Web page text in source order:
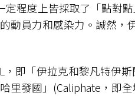
程度上皆採取了「點對
動員力和感染力。誠然，
即「伊拉克和黎凡特伊
里發國」(Caliphate，即